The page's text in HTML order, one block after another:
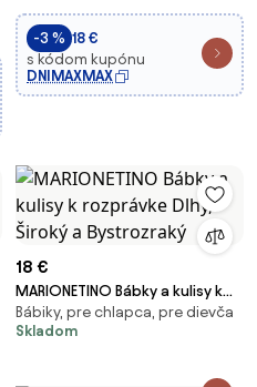
-3 % 18 €
s kódom kupónu
DNIMAXMAX
18 €
MARIONETINO Bábky a kulisy k
rozprávke Dlhý, Široký a
Bystrozraký
Bábiky, pre chlapca, pre dievča
Skladom